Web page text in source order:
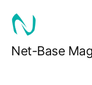
Inhalt
springen
Net-Base